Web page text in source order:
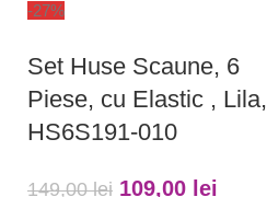
-27%
Set Huse Scaune, 6
Piese, cu Elastic , Lila,
HS6S191-010
149,00lei 109,00 lei